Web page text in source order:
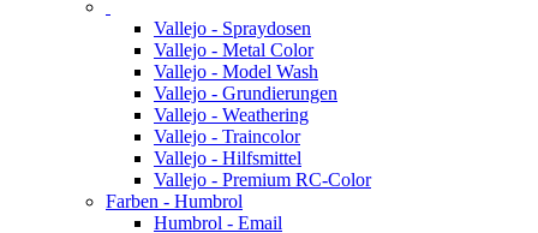
Vallejo - Spraydosen
Vallejo - Metal Color
Vallejo - Model Wash
Vallejo - Grundierungen
Vallejo - Weathering
Vallejo - Traincolor
Vallejo - Hilfsmittel
Vallejo - Premium RC-Color
Farben - Humbrol
Humbrol - Email